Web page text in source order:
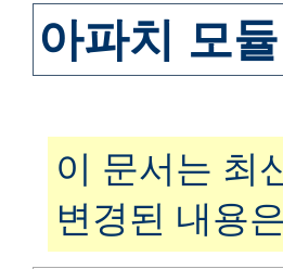
아파치 모
이 문서는 최
변경된 내용